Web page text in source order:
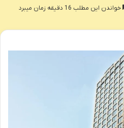
خواندن این مطلب 16 دقیقه زمان میبرد